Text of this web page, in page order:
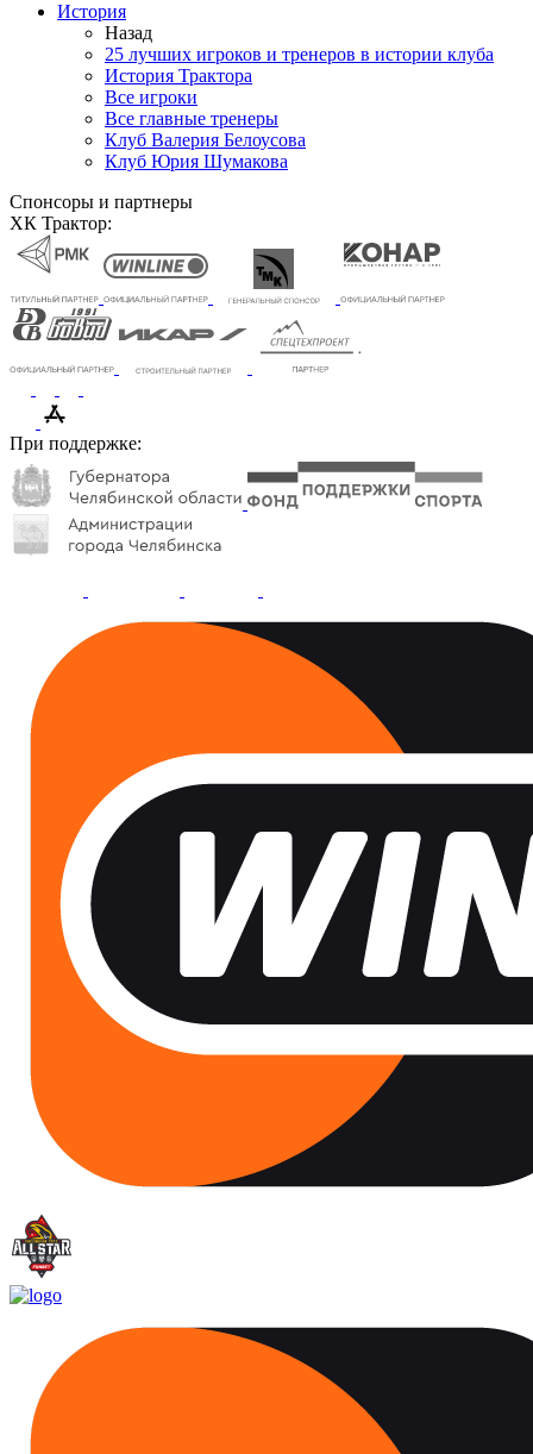
История
Назад
25 лучших игроков и тренеров в истории клуба
История Трактора
Все игроки
Все главные тренеры
Клуб Валерия Белоусова
Клуб Юрия Шумакова
Спонсоры и партнеры
ХК Трактор:
При поддержке: